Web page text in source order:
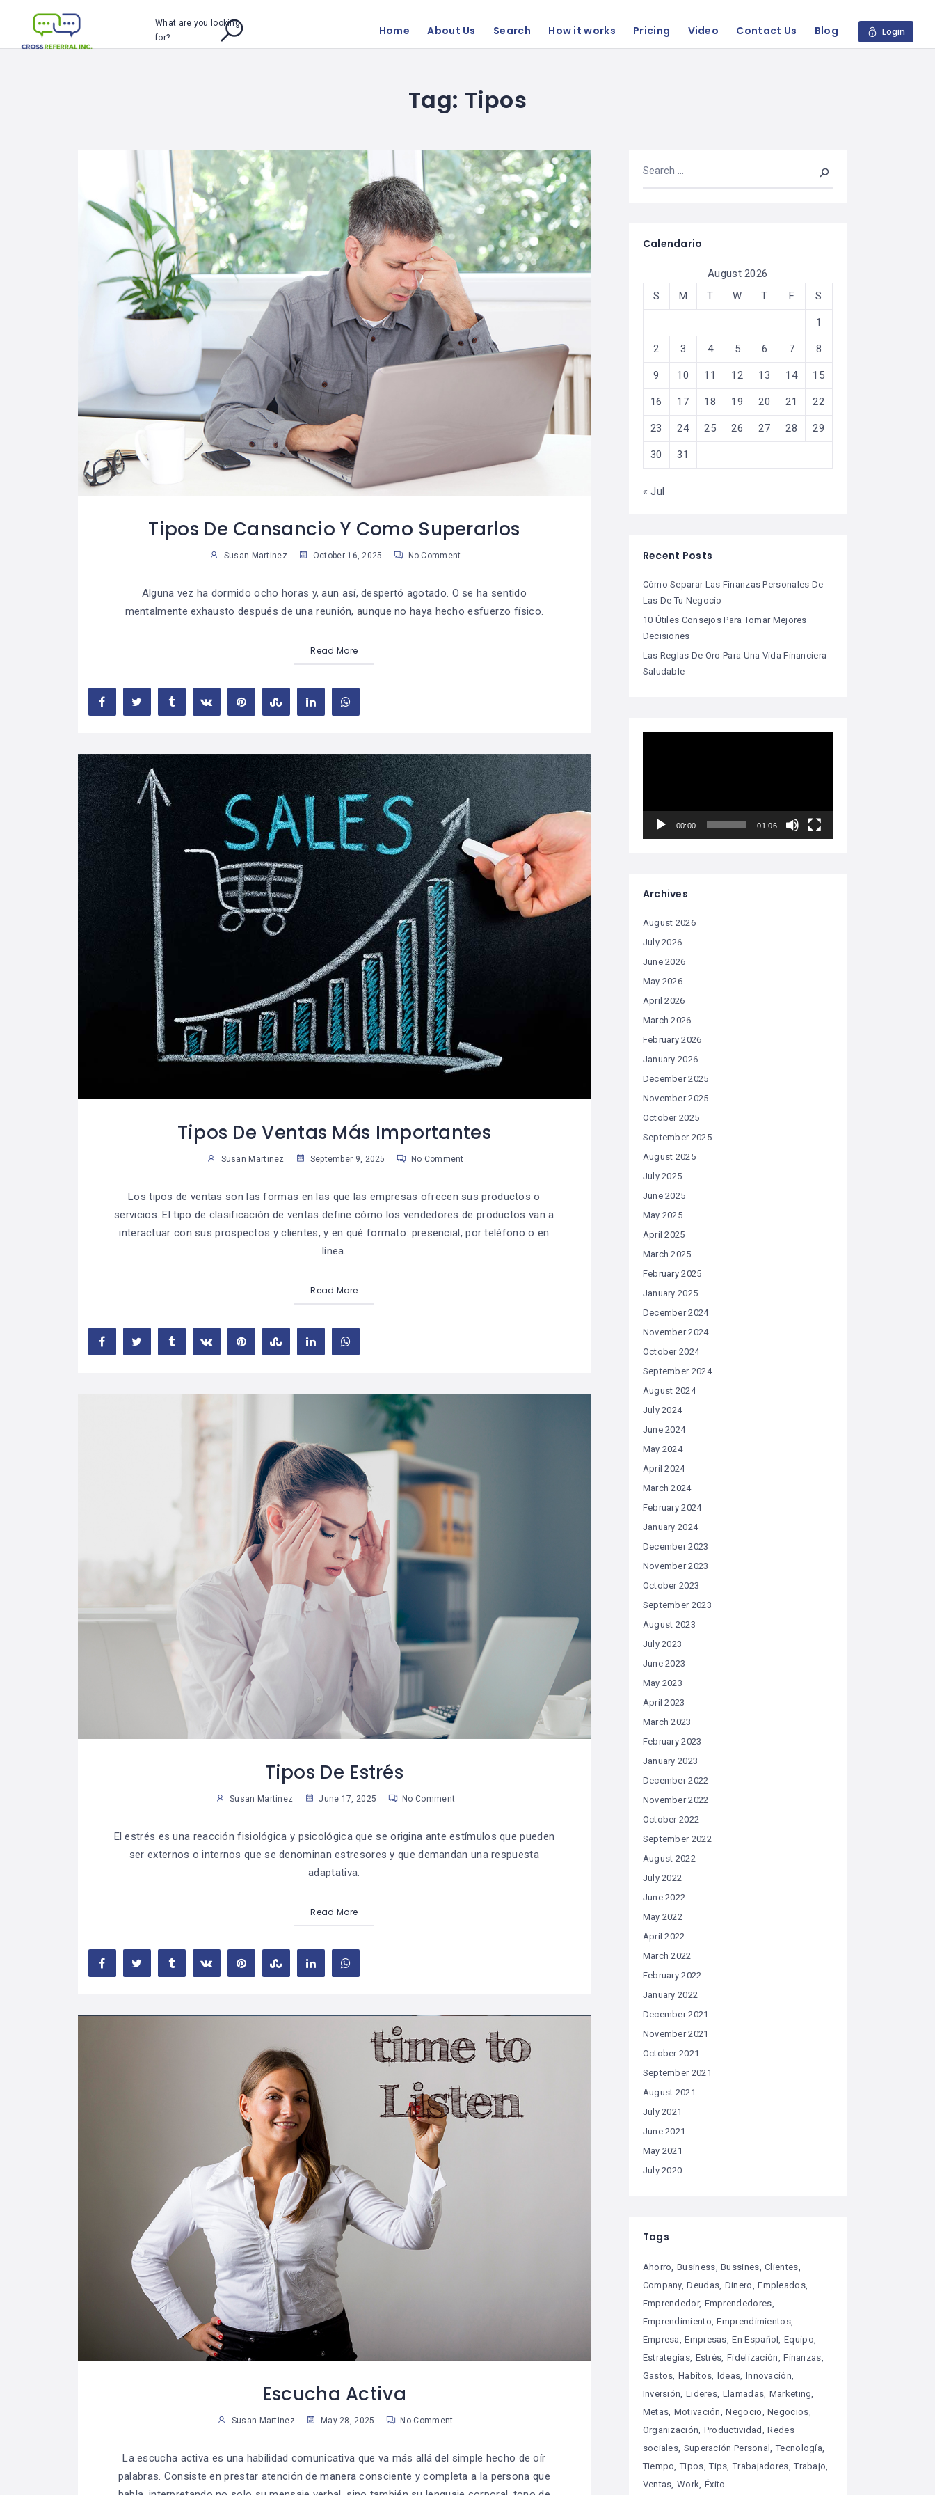
What are you looking
for?
Home About Us Search How it works Pricing Video Contact Us Blog Login
Tag: Tipos
Tipos De Cansancio Y Como Superarlos
Susan Martinez October 16, 2025 No Comment
Alguna vez ha dormido ocho horas y, aun así, despertó agotado. O se ha sentido
mentalmente exhausto después de una reunión, aunque no haya hecho esfuerzo físico.
Read More
Tipos De Ventas Más Importantes
Susan Martinez September 9, 2025 No Comment
Los tipos de ventas son las formas en las que las empresas ofrecen sus productos o
servicios. El tipo de clasificación de ventas define cómo los vendedores de productos van a
interactuar con sus prospectos y clientes, y en qué formato: presencial, por teléfono o en
línea.
Read More
Tipos De Estrés
Susan Martinez June 17, 2025 No Comment
El estrés es una reacción fisiológica y psicológica que se origina ante estímulos que pueden
ser externos o internos que se denominan estresores y que demandan una respuesta
adaptativa.
Read More
Escucha Activa
Susan Martinez May 28, 2025 No Comment
La escucha activa es una habilidad comunicativa que va más allá del simple hecho de oír
palabras. Consiste en prestar atención de manera consciente y completa a la persona que
Calendario
August 2026
S
M T W T F S
1
2 3 4 5 6 7 8
9 10 11 12 13 14 15
16 17 18 19 20 21 22
23 24 25 26 27 28 29
30 31
« Jul
Recent Posts
Cómo Separar Las Finanzas Personales De
Las De Tu Negocio
10 Útiles Consejos Para Tomar Mejores
Decisiones
Las Reglas De Oro Para Una Vida Financiera
Saludable
00:00 01:06
Archives
August 2026
July 2026
June 2026
May 2026
April 2026
March 2026
February 2026
January 2026
December 2025
November 2025
October 2025
September 2025
August 2025
July 2025
June 2025
May 2025
April 2025
March 2025
February 2025
January 2025
December 2024
November 2024
October 2024
September 2024
August 2024
July 2024
June 2024
May 2024
April 2024
March 2024
February 2024
January 2024
December 2023
November 2023
October 2023
September 2023
August 2023
July 2023
June 2023
May 2023
April 2023
March 2023
February 2023
January 2023
December 2022
November 2022
October 2022
September 2022
August 2022
July 2022
June 2022
May 2022
April 2022
March 2022
February 2022
January 2022
December 2021
November 2021
October 2021
September 2021
August 2021
July 2021
June 2021
May 2021
July 2020
Tags
Ahorro Business Bussines Clientes
Company Deudas Dinero
Empleados
Emprendedor Emprendedores
Emprendimiento Emprendimientos
Empresa
Empresas En Español
Equipo
Estrategias Estrés Fidelización
Finanzas
Gastos Habitos Ideas Innovación
Inversión Lideres Llamadas Marketing
Metas Motivación Negocio
Negocios
Organización Productividad
Redes
sociales Superación Personal
Tecnología
Tiempo
Tipos Tips Trabajadores Trabajo
Ventas Work Éxito